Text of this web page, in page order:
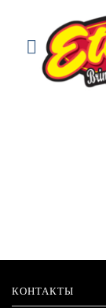
КОНТАКТЫ